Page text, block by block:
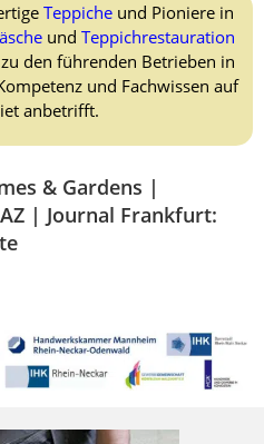
Teppiche und Pioniere in
und Teppichrestauration
den führenden Betrieben in
und Fachwissen auf
anbetrifft.
& Gardens |
| Journal Frankfurt: